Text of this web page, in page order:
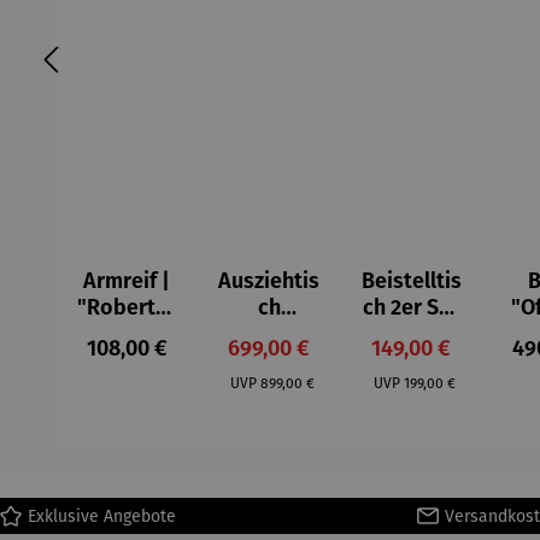
Armreif |
"Roberta"
– Anna
Mütz
Regulärer Preis:
108,00 €
Ausziehtis
ch
Aluminium
– Valor
Verkaufspreis:
699,00 €
UVP Regulärer Preis:
899,00 €
Beistelltis
ch 2er Set
– Dalias
Verkaufspreis:
149,00 €
UVP Regulärer Preis:
199,00 €
Exklusive Angebote